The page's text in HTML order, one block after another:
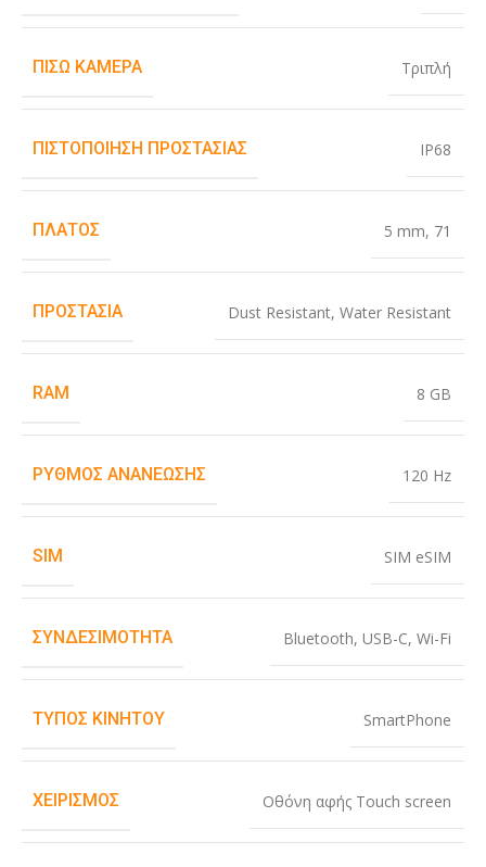
ΠΊΣΩ ΚΆΜΕΡΑ Τριπλή
ΠΙΣΤΟΠΟΊΗΣΗ ΠΡΟΣΤΑΣΊΑΣ IP68
ΠΛΆΤΟΣ 5 mm, 71
ΠΡΟΣΤΑΣΊΑ Dust Resistant, Water Resistant
RAM 8 GB
ΡΥΘΜΌΣ ΑΝΑΝΈΩΣΗΣ 120 Hz
SIM SIM eSIM
ΣΥΝΔΕΣΙΜΌΤΗΤΑ Bluetooth, USB-C, Wi-Fi
ΤΎΠΟΣ ΚΙΝΗΤΟΎ SmartPhone
ΧΕΙΡΙΣΜΌΣ Οθόνη αφής Touch screen